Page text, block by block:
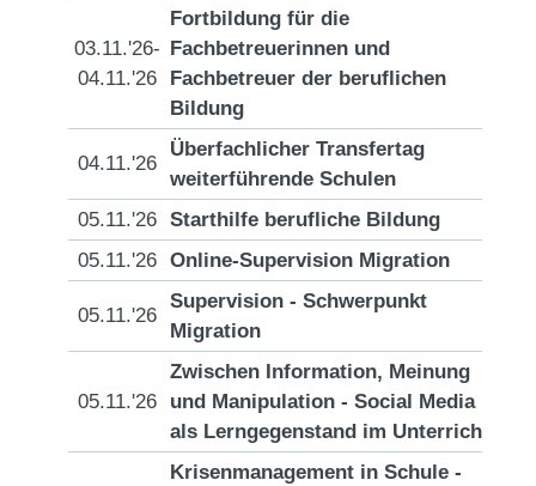
03.11.'26-
04.11.'26
Fortbildung für die
Fachbetreuerinnen und
Fachbetreuer der beruflichen
Bildung
04.11.'26
Überfachlicher Transfertag
weiterführende Schulen
05.11.'26 Starthilfe berufliche Bildung
05.11.'26 Online-Supervision Migration
05.11.'26
Supervision - Schwerpunkt
Migration
05.11.'26
Zwischen Information, Meinung
und Manipulation - Social Media
als Lerngegenstand im Unterricht
Krisenmanagement in Schule -